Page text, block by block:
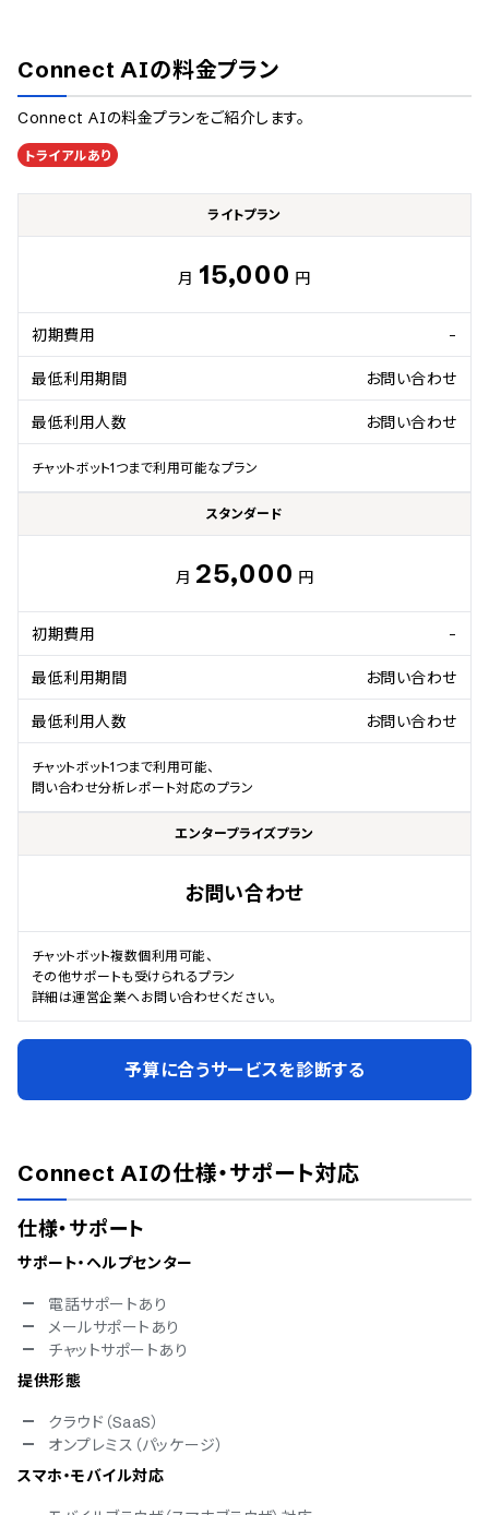
Connect AIの料金プラン
Connect AIの料金プランをご紹介します。
トライアルあり
ライトプラン
月 15,000 円
初期費用 -
最低利用期間 お問い合わせ
最低利用人数 お問い合わせ
チャットボット1つまで利用可能なプラン
スタンダード
月 25,000 円
初期費用 -
最低利用期間 お問い合わせ
最低利用人数 お問い合わせ
チャットボット1つまで利用可能、
問い合わせ分析レポート対応のプラン
エンタープライズプラン
お問い合わせ
チャットボット複数個利用可能、
その他サポートも受けられるプラン
詳細は運営企業へお問い合わせください。
予算に合うサービスを診断する
Connect AIの仕様・サポート対応
仕様・サポート
サポート・ヘルプセンター
電話サポートあり
メールサポートあり
チャットサポートあり
提供形態
クラウド（SaaS）
オンプレミス（パッケージ）
スマホ・モバイル対応